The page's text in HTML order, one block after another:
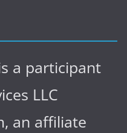
a participant
LLC
an affiliate